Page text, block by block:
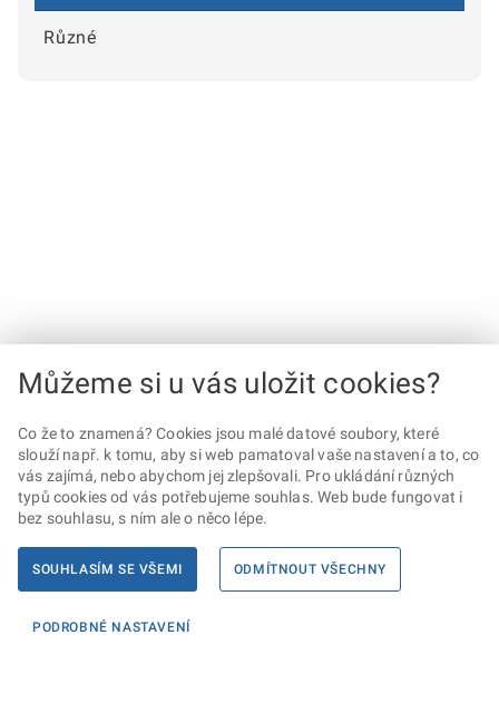
Různé
Můžeme si u vás uložit cookies?
Co že to znamená? Cookies jsou malé datové soubory, které
slouží např. k tomu, aby si web pamatoval vaše nastavení a to, co
vás zajímá, nebo abychom jej zlepšovali. Pro ukládání různých
typů cookies od vás potřebujeme souhlas. Web bude fungovat i
bez souhlasu, s ním ale o něco lépe.
SOUHLASÍM SE VŠEMI ODMÍTNOUT VŠECHNY
PODROBNÉ NASTAVENÍ